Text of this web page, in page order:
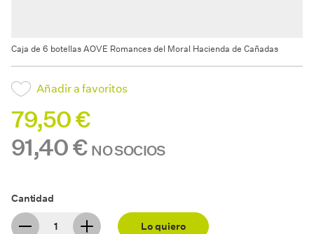
Caja de 6 botellas AOVE Romances del Moral Hacienda de Cañadas
Añadir a favoritos
79,50 €
91,40 € NO SOCIOS
Cantidad
Lo quiero